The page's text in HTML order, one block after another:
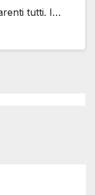
tutti. I…